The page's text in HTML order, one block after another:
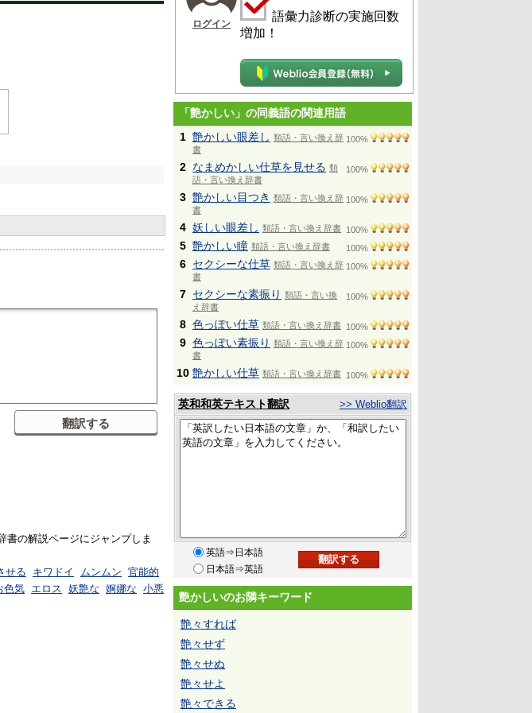
書の解説ページにジャンプしま
せる キワドイ ムンムン 官能的
色気 エロス 妖艶な 婀娜な 小悪
ログイン
語彙力診断の実施回数
増加！
「艶かしい」の同義語の関連用語
1 艶かしい眼差し 類語・言い換え辞
書
100%
2 なまめかしい仕草を見せる 類
語・言い換え辞書
100%
3 艶かしい目つき 類語・言い換え辞
書
100%
4 妖しい眼差し 類語・言い換え辞書 100%
5 艶かしい瞳 類語・言い換え辞書 100%
6 セクシーな仕草 類語・言い換え辞
書
100%
7 セクシーな素振り 類語・言い換
え辞書
100%
8 色っぽい仕草 類語・言い換え辞書 100%
9 色っぽい素振り 類語・言い換え辞
書
100%
10 艶かしい仕草 類語・言い換え辞書 100%
英和和英テキスト翻訳 >> Weblio翻訳
英語⇒日本語
日本語⇒英語
艶かしいのお隣キーワード
艶々すれば
艶々せず
艶々せぬ
艶々せよ
艶々できる